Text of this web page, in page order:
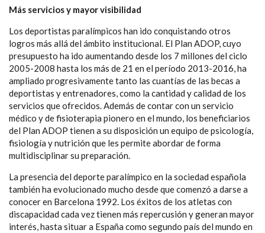
Más servicios y mayor visibilidad
Los deportistas paralímpicos han ido conquistando otros
logros más allá del ámbito institucional. El Plan ADOP, cuyo
presupuesto ha ido aumentando desde los 7 millones del ciclo
2005-2008 hasta los más de 21 en el período 2013-2016, ha
ampliado progresivamente tanto las cuantías de las becas a
deportistas y entrenadores, como la cantidad y calidad de los
servicios que ofrecidos. Además de contar con un servicio
médico y de fisioterapia pionero en el mundo, los beneficiarios
del Plan ADOP tienen a su disposición un equipo de psicología,
fisiología y nutrición que les permite abordar de forma
multidisciplinar su preparación.
La presencia del deporte paralímpico en la sociedad española
también ha evolucionado mucho desde que comenzó a darse a
conocer en Barcelona 1992. Los éxitos de los atletas con
discapacidad cada vez tienen más repercusión y generan mayor
interés, hasta situar a España como segundo país del mundo en